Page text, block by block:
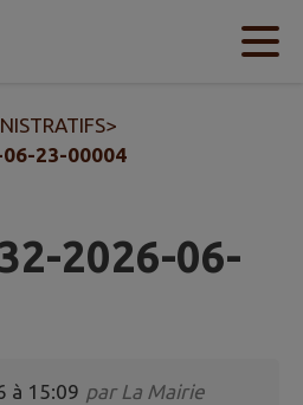
>
06-23-00004
2026-06-
à 15:09 par La Mairie